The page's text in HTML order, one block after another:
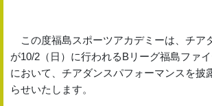
この度福島スポーツアカデミーは、チア
が10/2（日）に行われるBリーグ福島ファ
において、チアダンスパフォーマンスを披
らせいたします。